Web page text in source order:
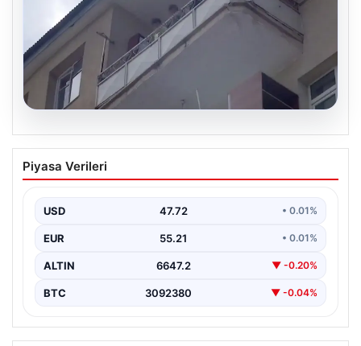
Korku Dolu Anlar! Eşini Barışmaya İkna
Edemeyince Çocuklarını Balkonlarda
Erzurum’da yaşanan bu korkutucu olay, aile içi
doğurabileceğinin acı…
Piyasa Verileri
USD 47.72 • 0.01%
EUR 55.21 • 0.01%
ALTIN 6647.2 ▼ -0.20%
BTC 3092380 ▼ -0.04%